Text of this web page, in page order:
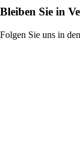
Bleiben Sie in
Folgen Sie uns in